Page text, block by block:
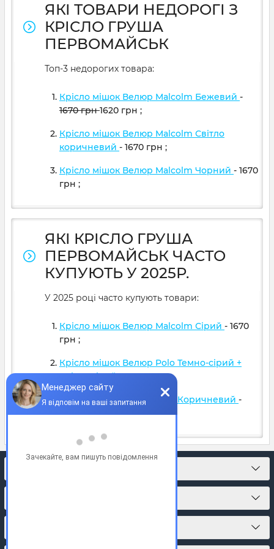
ЯКІ ТОВАРИ НЕДОРОГІ З
КРІСЛО ГРУША
ПЕРВОМАЙСЬК
Топ-3 недорогих товара:
Крісло мішок Велюр Malcolm Бежевий -
1670грн1620 грн ;
Крісло мішок Велюр Malcolm Світло
коричневий - 1670 грн ;
Крісло мішок Велюр Malcolm Чорний - 1670
грн ;
ЯКІ КРІСЛО ГРУША
ПЕРВОМАЙСЬК ЧАСТО
КУПУЮТЬ У 2025Р.
У 2025 році часто купують товари:
Крісло мішок Велюр Malcolm Сірий - 1670
грн ;
Крісло мішок Велюр Polo Темно-сірий +
Світло сірий- 1599грн;
Крісло мішок Велюр Polo Коричневий -
1599грн;